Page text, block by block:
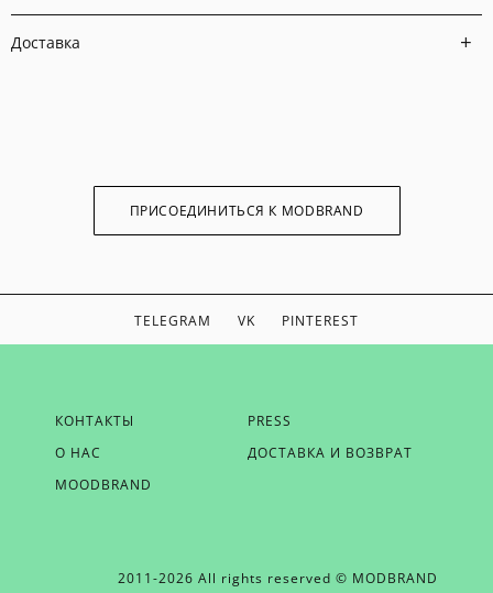
Доставка
ПРИСОЕДИНИТЬСЯ К MODBRAND
TELEGRAM VK PINTEREST
КОНТАКТЫ
PRESS
О НАС
ДОСТАВКА И ВОЗВРАТ
MOODBRAND
2011-2026 All rights reserved © MODBRAND
ЕСЛИ ВЫ ХОТИТЕ БЫТЬ В КУРСЕ НАШИХ НОВОСТЕЙ,
ОТПРАВЬТЕ НАМ СВОЙ EMAIL
ОТПРАВИТЬ EMAIL